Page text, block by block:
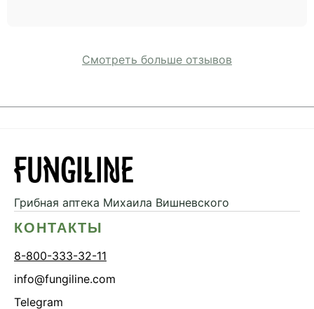
Смотреть больше отзывов
Грибная аптека Михаила Вишневского
КОНТАКТЫ
8-800-333-32-11
info@fungiline.com
Telegram